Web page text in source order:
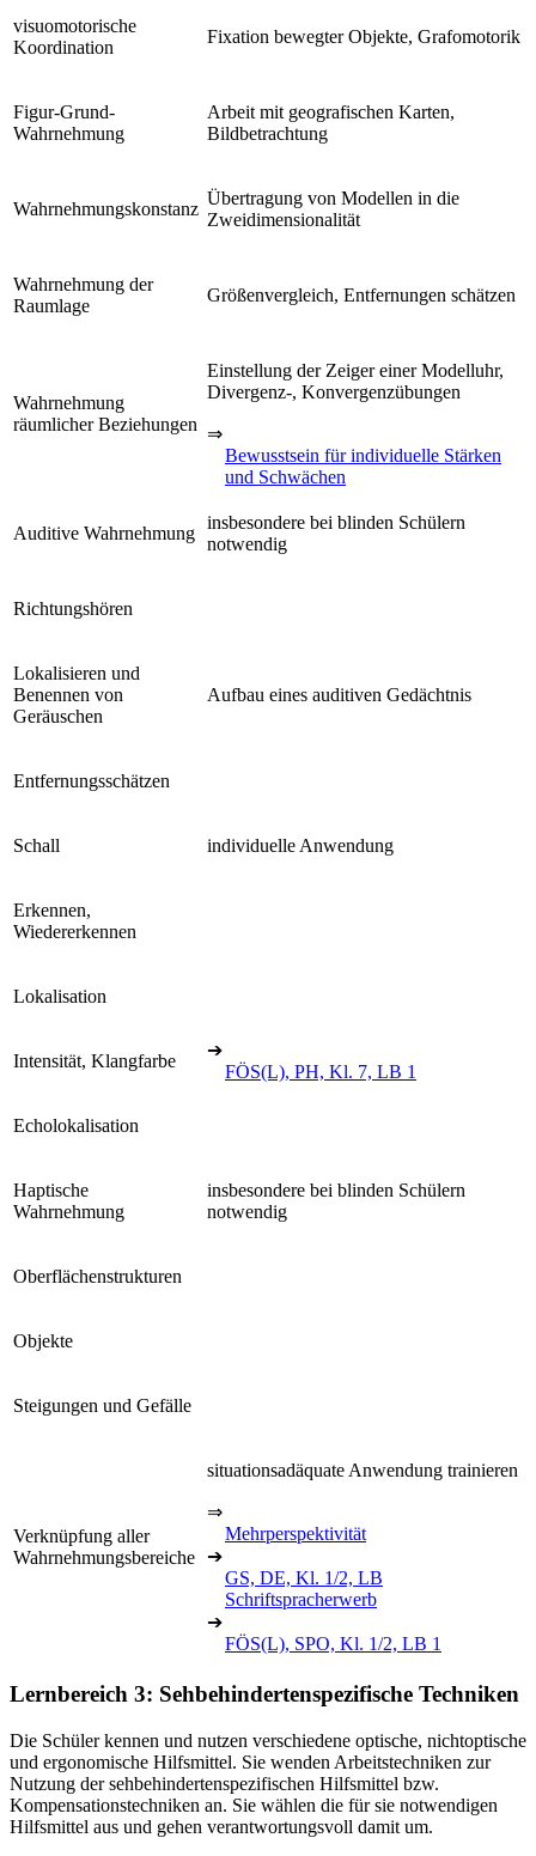
visuomotorische
Koordination
Fixation bewegter Objekte, Grafomotorik
Figur-Grund-
Wahrnehmung
Arbeit mit geografischen Karten,
Bildbetrachtung
Wahrnehmungskonstanz
Übertragung von Modellen in die
Zweidimensionalität
Wahrnehmung der
Raumlage
Größenvergleich, Entfernungen schätzen
Wahrnehmung
räumlicher Beziehungen
Einstellung der Zeiger einer Modelluhr,
Divergenz-, Konvergenzübungen
⇒
Bewusstsein für individuelle Stärken
und Schwächen
Auditive Wahrnehmung
insbesondere bei blinden Schülern
notwendig
Richtungshören
Lokalisieren und
Benennen von
Geräuschen
Aufbau eines auditiven Gedächtnis
Entfernungsschätzen
Schall individuelle Anwendung
Erkennen,
Wiedererkennen
Lokalisation
Intensität, Klangfarbe
➔
FÖS(L), PH, Kl. 7, LB 1
Echolokalisation
Haptische
Wahrnehmung
insbesondere bei blinden Schülern
notwendig
Oberflächenstrukturen
Objekte
Steigungen und Gefälle
Verknüpfung aller
Wahrnehmungsbereiche
situationsadäquate Anwendung trainieren
⇒
Mehrperspektivität
➔
GS, DE, Kl. 1/2, LB
Schriftspracherwerb
➔
FÖS(L), SPO, Kl. 1/2, LB 1
Lernbereich 3: Sehbehindertenspezifische Techniken
Die Schüler kennen und nutzen verschiedene optische, nichtoptische
und ergonomische Hilfsmittel. Sie wenden Arbeitstechniken zur
Nutzung der sehbehindertenspezifischen Hilfsmittel bzw.
Kompensationstechniken an. Sie wählen die für sie notwendigen
Hilfsmittel aus und gehen verantwortungsvoll damit um.